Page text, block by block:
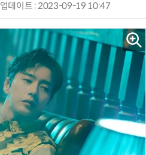
업데이트 : 2023-09-19 10:47